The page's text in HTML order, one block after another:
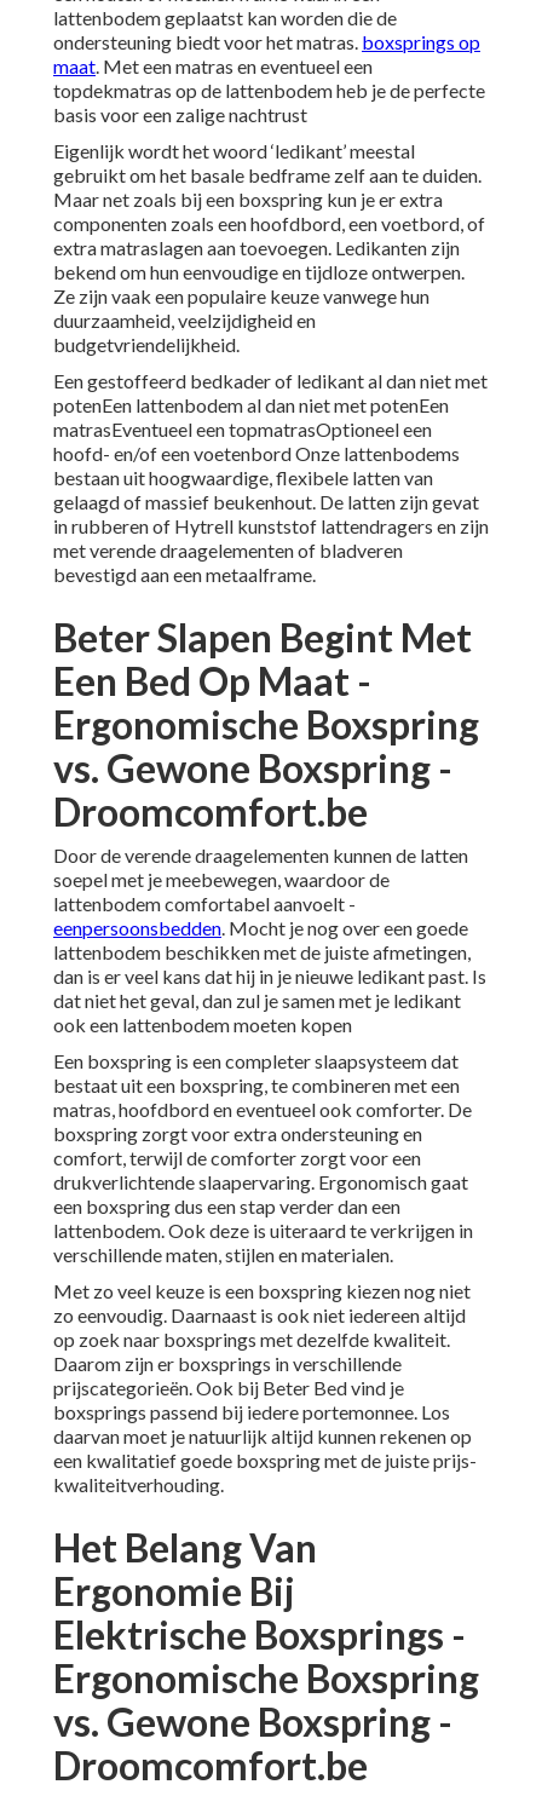
lattenbodem geplaatst kan worden die de
ondersteuning biedt voor het matras. boxsprings op
maat. Met een matras en eventueel een
topdekmatras op de lattenbodem heb je de perfecte
basis voor een zalige nachtrust
Eigenlijk wordt het woord ‘ledikant’ meestal
gebruikt om het basale bedframe zelf aan te duiden.
Maar net zoals bij een boxspring kun je er extra
componenten zoals een hoofdbord, een voetbord, of
extra matraslagen aan toevoegen. Ledikanten zijn
bekend om hun eenvoudige en tijdloze ontwerpen.
Ze zijn vaak een populaire keuze vanwege hun
duurzaamheid, veelzijdigheid en
budgetvriendelijkheid.
Een gestoffeerd bedkader of ledikant al dan niet met
potenEen lattenbodem al dan niet met potenEen
matrasEventueel een topmatrasOptioneel een
hoofd- en/of een voetenbord Onze lattenbodems
bestaan uit hoogwaardige, flexibele latten van
gelaagd of massief beukenhout. De latten zijn gevat
in rubberen of Hytrell kunststof lattendragers en zijn
met verende draagelementen of bladveren
bevestigd aan een metaalframe.
Beter Slapen Begint Met
Een Bed Op Maat -
Ergonomische Boxspring
vs. Gewone Boxspring -
Droomcomfort.be
Door de verende draagelementen kunnen de latten
soepel met je meebewegen, waardoor de
lattenbodem comfortabel aanvoelt -
eenpersoonsbedden. Mocht je nog over een goede
lattenbodem beschikken met de juiste afmetingen,
dan is er veel kans dat hij in je nieuwe ledikant past. Is
dat niet het geval, dan zul je samen met je ledikant
ook een lattenbodem moeten kopen
Een boxspring is een completer slaapsysteem dat
bestaat uit een boxspring, te combineren met een
matras, hoofdbord en eventueel ook comforter. De
boxspring zorgt voor extra ondersteuning en
comfort, terwijl de comforter zorgt voor een
drukverlichtende slaapervaring. Ergonomisch gaat
een boxspring dus een stap verder dan een
lattenbodem. Ook deze is uiteraard te verkrijgen in
verschillende maten, stijlen en materialen.
Met zo veel keuze is een boxspring kiezen nog niet
zo eenvoudig. Daarnaast is ook niet iedereen altijd
op zoek naar boxsprings met dezelfde kwaliteit.
Daarom zijn er boxsprings in verschillende
prijscategorieën. Ook bij Beter Bed vind je
boxsprings passend bij iedere portemonnee. Los
daarvan moet je natuurlijk altijd kunnen rekenen op
een kwalitatief goede boxspring met de juiste prijs-
kwaliteitverhouding.
Het Belang Van
Ergonomie Bij
Elektrische Boxsprings -
Ergonomische Boxspring
vs. Gewone Boxspring -
Droomcomfort.be